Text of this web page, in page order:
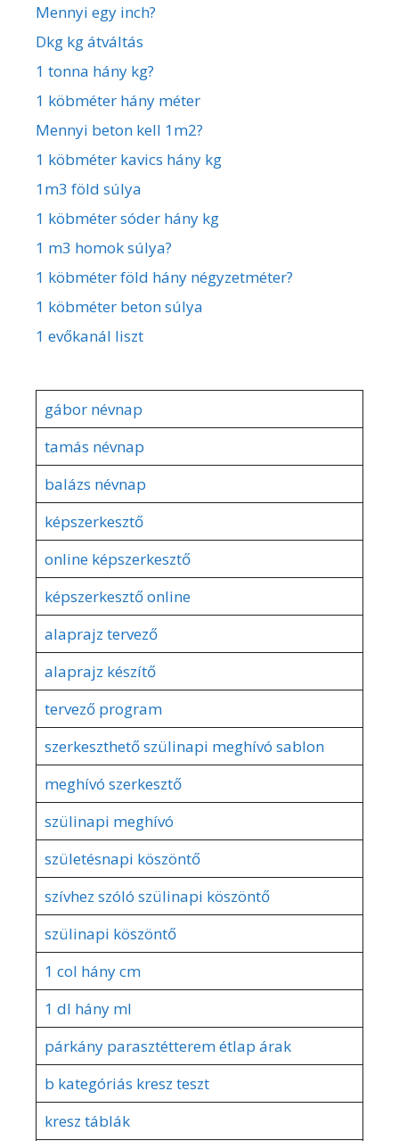
Mennyi egy inch?
Dkg kg átváltás
1 tonna hány kg?
1 köbméter hány méter
Mennyi beton kell 1m2?
1 köbméter kavics hány kg
1m3 föld súlya
1 köbméter sóder hány kg
1 m3 homok súlya?
1 köbméter föld hány négyzetméter?
1 köbméter beton súlya
1 evőkanál liszt
gábor névnap
tamás névnap
balázs névnap
képszerkesztő
online képszerkesztő
képszerkesztő online
alaprajz tervező
alaprajz készítő
tervező program
szerkeszthető szülinapi meghívó sablon
meghívó szerkesztő
szülinapi meghívó
születésnapi köszöntő
szívhez szóló szülinapi köszöntő
szülinapi köszöntő
1 col hány cm
1 dl hány ml
párkány parasztétterem étlap árak
b kategóriás kresz teszt
kresz táblák